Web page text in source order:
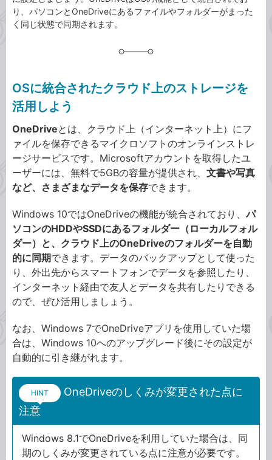
り、パソコンとOneDriveにあるファイルやフォルダーがまった
く同じ状態で同期されます。
OSに統合されたクラウド上のストレージを
活用しよう
OneDriveとは、クラウド上（インターネット上）にフ
ァイルを保存できるマイクロソフトのオンラインストレ
ージサービスです。Microsoftアカウントを取得したユ
ーザーには、無料で5GBの容量が提供され、 文書や写真
など、さまざまなデータを保存できます。
Windows 10ではOneDriveの機能が統合されており、パ
ソコンのHDDやSSDにあるフォルダー（ローカルフォル
ダー）と、クラウド上のOneDriveのフォルダーを自動
的に同期できます。データのバックアップとして使った
り、外出先からスマートフォンでデータを参照したり、
インターネット経由で友人とデータを共有したりできる
ので、ぜひ活用しましょう。
なお、Windows 7でOneDriveアプリを使用していた場
合は、Windows 10へのアップグレード後にその設定が
自動的に引き継がれます。
HINT
OneDriveのしくみが変更された点に
注意
Windows 8.1でOneDriveを利用していた場合は、同
期のしくみが変更されている点に注意が必要です。